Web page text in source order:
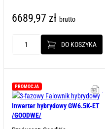
6689,97 zł brutto
ilość
10-
25
/SOLINTEG/
DO KOSZYKA
PROMOCJA
Inwerter hybrydowy GW6.5K-ET
/GOODWE/